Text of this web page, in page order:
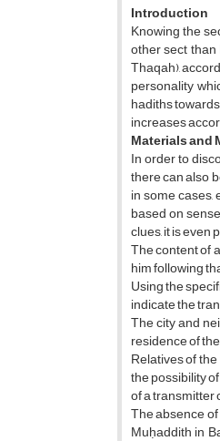
Introduction
Knowing the
other sect
Thaqah),
personality
hadiths
increases
Materials and
In order to
there can also
in some
based on
clues, it is even
The content of
him following
Using the
indicate the
The city and
residence of
Relatives of
the possibility
of a transmitter
The absence
Muḥaddith in